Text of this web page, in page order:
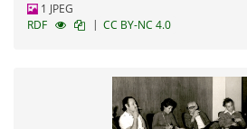
1 JPEG
RDF
| CC BY-NC 4.0